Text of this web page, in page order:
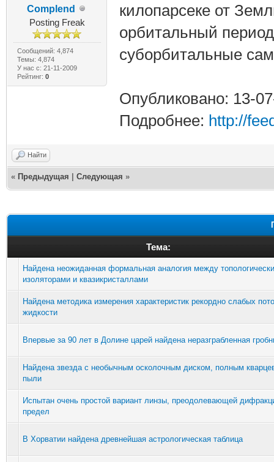
Complend
Posting Freak
Сообщений: 4,874
Темы: 4,874
У нас с: 21-11-2009
Рейтинг: 0
килопарсеке от
орбитальный
суборбитальные
Опубликовано: 13-
Подробнее: http://
Найти
« Предыдущая Следующая »
Тема:
Найдена неожиданная формальная аналогия между
изоляторами и квазикристаллами
Найдена методика измерения характеристик рекордно слабых
жидкости
Впервые за 90 лет в Долине царей найдена неразграбленная
Найдена звезда с необычным осколочным диском, полным
пыли
Испытан очень простой вариант линзы, преодолевающей
предел
В Хорватии найдена древнейшая астрологическая таблица